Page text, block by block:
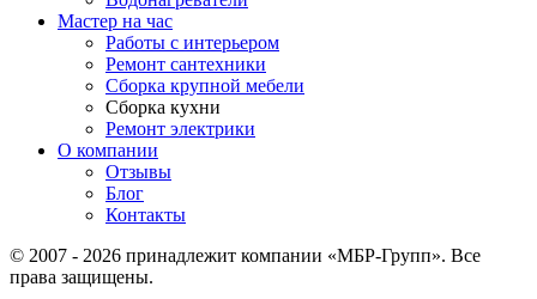
Мастер на час
Работы с интерьером
Ремонт сантехники
Сборка крупной мебели
Сборка кухни
Ремонт электрики
О компании
Отзывы
Блог
Контакты
© 2007 - 2026 принадлежит компании «МБР-Групп». Все
права защищены.